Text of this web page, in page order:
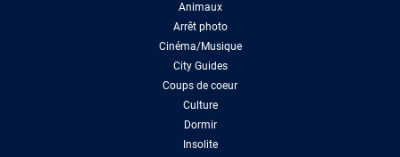
Animaux
Arrêt photo
Cinéma/Musique
City Guides
Coups de coeur
Culture
Dormir
Insolite